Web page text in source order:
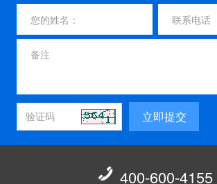
立即提交
 400-600-4155